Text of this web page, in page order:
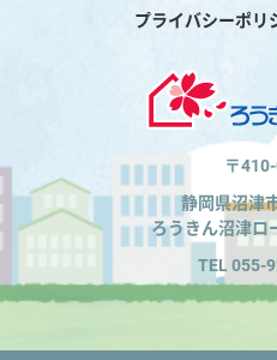
〒
静岡県沼津
ろうきん沼津ロ
TEL 055-
プライバシーポリ